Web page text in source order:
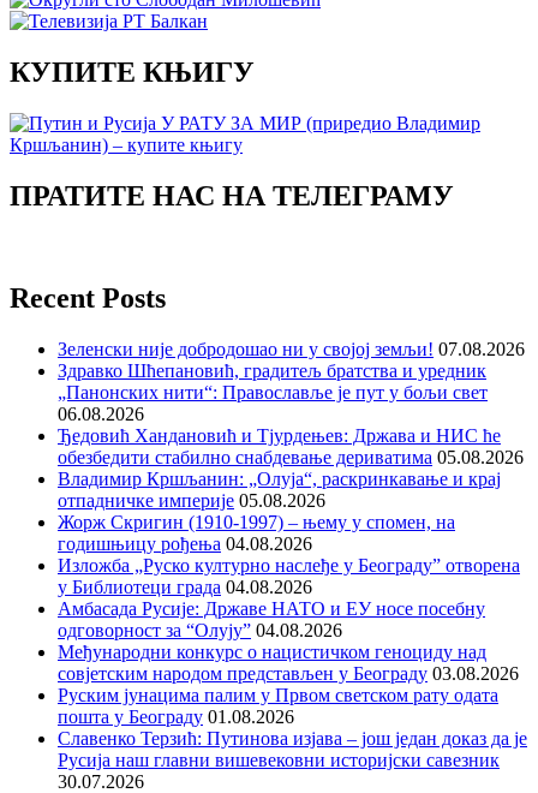
КУПИТЕ КЊИГУ
ПРАТИТЕ НАС НА ТЕЛЕГРАМУ
Recent Posts
Зеленски није добродошао ни у својој земљи! 07.08.2026
Здравко Шћепановић, градитељ братства и уредник
„Панонских нити“: Православље је пут у бољи свет
06.08.2026
Ђедовић Хандановић и Тјурдењев: Држава и НИС ће
обезбедити стабилно снабдевање дериватима 05.08.2026
Владимир Кршљанин: „Олуја“, раскринкавање и крај
отпадничке империје 05.08.2026
Жорж Скригин (1910-1997) – њему у спомен, на
годишњицу рођења 04.08.2026
Изложба „Руско културно наслеђе у Београду” отворена
у Библиотеци града 04.08.2026
Амбасада Русије: Државе НАТО и ЕУ носе посебну
одговорност за “Олују” 04.08.2026
Међународни конкурс о нацистичком геноциду над
совјетским народом представљен у Београду 03.08.2026
Руским јунацима палим у Првом светском рату одата
пошта у Београду 01.08.2026
Славенко Терзић: Путинова изјава – још један доказ да је
Русија наш главни вишевековни историјски савезник
30.07.2026